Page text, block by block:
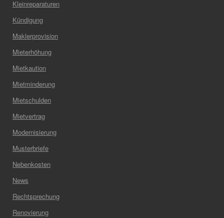
Kleinreparaturen
Kündigung
Maklerprovision
Mieterhöhung
Mietkaution
Mietminderung
Mietschulden
Mietvertrag
Modernisierung
Musterbriefe
Nebenkosten
News
Rechtsprechung
Renovierung